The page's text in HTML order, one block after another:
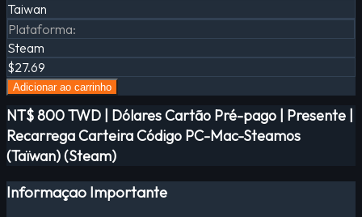
Taiwan
Plataforma:
Steam
$27.69
Adicionar ao carrinho
NT$ 800 TWD | Dólares Cartão Pré-pago | Presente |
Recarrega Carteira Código PC-Mac-Steamos
(Taïwan) (Steam)
Informaçao Importante